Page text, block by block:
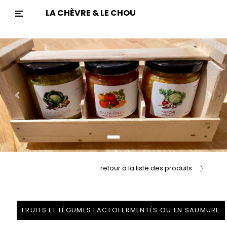
LA CHÈVRE & LE CHOU
Previous Next
FRUITS ET LÉGUMES LACTOFERMENTÉS OU EN SAUMURE
retour à la liste des produits